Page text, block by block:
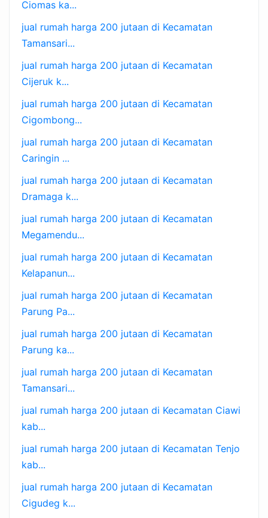
Ciomas ka...
jual rumah harga 200 jutaan di Kecamatan
Tamansari...
jual rumah harga 200 jutaan di Kecamatan
Cijeruk k...
jual rumah harga 200 jutaan di Kecamatan
Cigombong...
jual rumah harga 200 jutaan di Kecamatan
Caringin ...
jual rumah harga 200 jutaan di Kecamatan
Dramaga k...
jual rumah harga 200 jutaan di Kecamatan
Megamendu...
jual rumah harga 200 jutaan di Kecamatan
Kelapanun...
jual rumah harga 200 jutaan di Kecamatan
Parung Pa...
jual rumah harga 200 jutaan di Kecamatan
Parung ka...
jual rumah harga 200 jutaan di Kecamatan
Tamansari...
jual rumah harga 200 jutaan di Kecamatan Ciawi
kab...
jual rumah harga 200 jutaan di Kecamatan Tenjo
kab...
jual rumah harga 200 jutaan di Kecamatan
Cigudeg k...